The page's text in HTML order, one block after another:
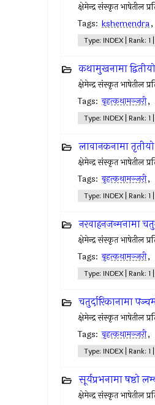
क्षेमेन्द्र संस्कृत भाषेतील
Tags: kshemendra,
Type: INDEX | Rank:
कथामुखनामा
क्षेमेन्द्र संस्कृत भाषेतील
Tags: बृहत्कथामञ्जरी,
Type: INDEX | Rank:
लावानकनामा
क्षेमेन्द्र संस्कृत भाषेतील
Tags: बृहत्कथामञ्जरी,
Type: INDEX | Rank:
नरवाहनजन्मनामा
क्षेमेन्द्र संस्कृत भाषेतील
Tags: बृहत्कथामञ्जरी,
Type: INDEX | Rank:
चतुर्दारिकानामा
क्षेमेन्द्र संस्कृत भाषेतील
Tags: बृहत्कथामञ्जरी,
Type: INDEX | Rank:
सूर्यप्रभनामा षष्ठो
क्षेमेन्द्र संस्कृत भाषेतील